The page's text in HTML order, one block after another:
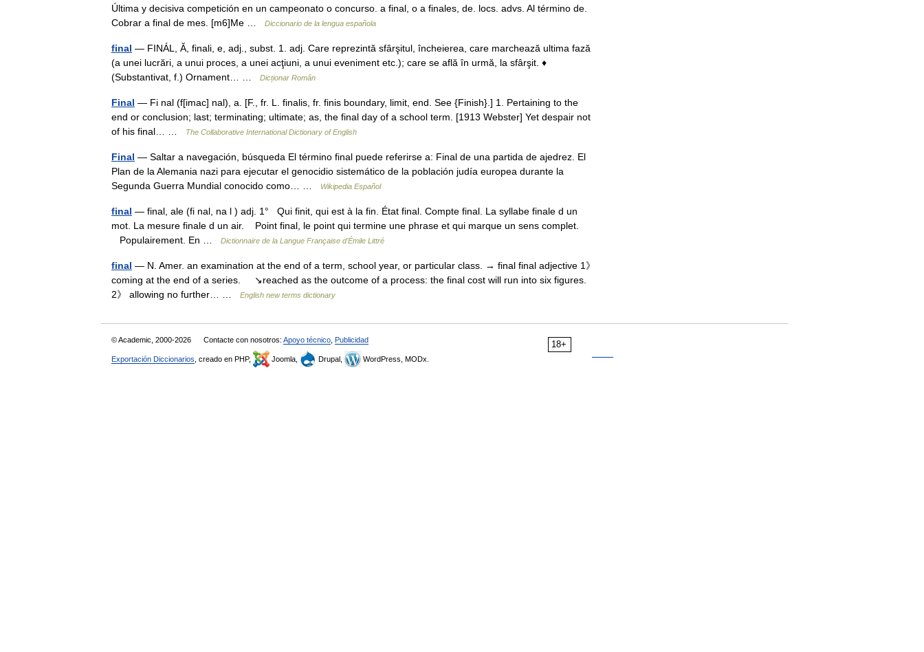
Última y decisiva competición en un campeonato o concurso. a final, o a finales, de. locs. advs. Al término de.
Cobrar a final de mes. [m6]Me …
Diccionario de la lengua española
final — FINÁL, Ă, finali, e, adj., subst. 1. adj. Care reprezintă sfârşitul, încheierea, care marchează ultima fază
(a unei lucrări, a unui proces, a unei acţiuni, a unui eveniment etc.); care se află în urmă, la sfârşit. ♦
(Substantivat, f.) Ornament… …
Dicționar Român
Final — Fi nal (f[imac] nal), a. [F., fr. L. finalis, fr. finis boundary, limit, end. See {Finish}.] 1. Pertaining to the
end or conclusion; last; terminating; ultimate; as, the final day of a school term. [1913 Webster] Yet despair not
of his final… …
The Collaborative International Dictionary of English
Final — Saltar a navegación, búsqueda El término final puede referirse a: Final de una partida de ajedrez. El
Plan de la Alemania nazi para ejecutar el genocidio sistemático de la población judía europea durante la
Segunda Guerra Mundial conocido como… …
Wikipedia Español
final — final, ale (fi nal, na l ) adj. 1° Qui finit, qui est à la fin. État final. Compte final. La syllabe finale d un
mot. La mesure finale d un air. Point final, le point qui termine une phrase et qui marque un sens complet.
Populairement. En …
Dictionnaire de la Langue Française d'Émile Littré
final — N. Amer. an examination at the end of a term, school year, or particular class. → final final adjective 1》
coming at the end of a series. ↘reached as the outcome of a process: the final cost will run into six figures.
2》 allowing no further… …
English new terms dictionary
18+
© Academic, 2000-2026 Contacte con nosotros: Apoyo técnico Publicidad
Exportación Diccionarios , creado en PHP, Joomla, Drupal, WordPress, MODx.